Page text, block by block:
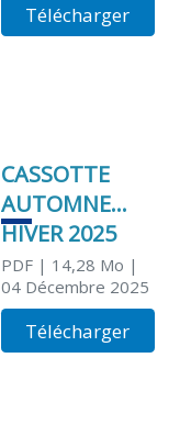
Télécharger
CASSOTTE
AUTOMNE
HIVER 2025
PDF| 14,28 Mo |
04 Décembre 2025
Télécharger